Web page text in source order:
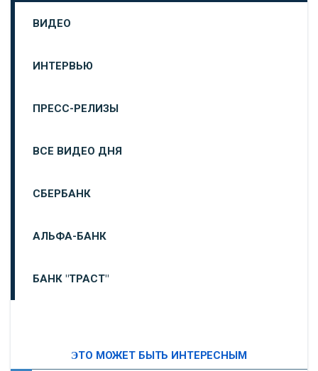
ВИДЕО
ИНТЕРВЬЮ
ПРЕСС-РЕЛИЗЫ
ВСЕ ВИДЕО ДНЯ
СБЕРБАНК
АЛЬФА-БАНК
БАНК "ТРАСТ"
ЭТО МОЖЕТ БЫТЬ ИНТЕРЕСНЫМ